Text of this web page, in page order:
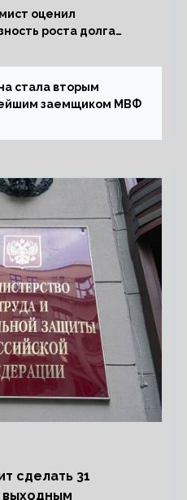
оценил
роста долга
стала вторым
заемщиком МВФ
сделать 31
выходным